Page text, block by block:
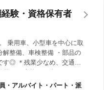
を通じて、社労士として
ます。
験・資格保有者
乗用車、小型車を中心に取
解整備、車検整備 ・部品の
す◎ ＊残業少なめ、交通費
・アルバイト・パート・派